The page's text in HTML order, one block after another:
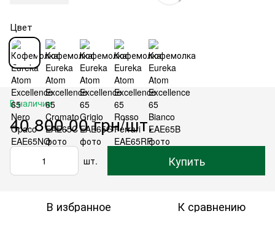
Цвет
В наличии
40 800.00 грн/шт.
шт. Купить
В избранное К сравнению